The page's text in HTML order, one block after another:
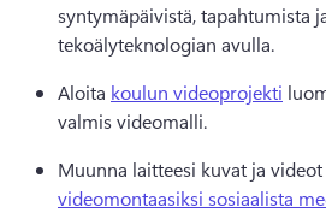
syntymäpäivistä, tapahtumista
tekoälyteknologian avulla.
Aloita koulun videoprojekti
valmis videomalli.
Muunna laitteesi kuvat ja videot
videomontaasiksi sosiaalista